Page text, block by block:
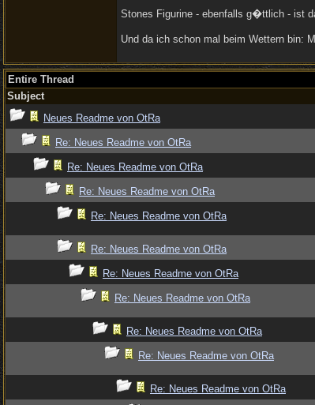
Stones Figurine - ebenfalls g�ttlich - ist
Und da ich schon mal beim Wettern bin:
Entire Thread
Subject
Neues Readme von OtRa
Re: Neues Readme von OtRa
Re: Neues Readme von OtRa
Re: Neues Readme von OtRa
Re: Neues Readme von OtRa
Re: Neues Readme von OtRa
Re: Neues Readme von OtRa
Re: Neues Readme von OtRa
Re: Neues Readme von OtRa
Re: Neues Readme von OtRa
Re: Neues Readme von OtRa